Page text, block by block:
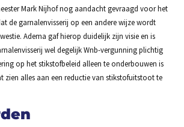
Mark Nijhof nog aandacht gevraagd voor het
de garnalenvisserij op een andere wijze wordt
Adema gaf hierop duidelijk zijn visie en is
wel degelijk Wnb-vergunning plichtig
op het stikstofbeleid alleen te onderbouwen is
zien alles aan een reductie van stikstofuitstoot te